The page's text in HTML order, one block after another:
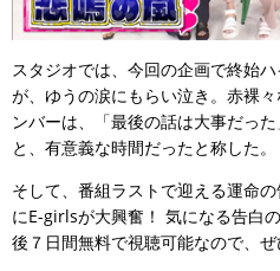
スタジオでは、今回の企画で終始
が、ゆうの涙にもらい泣き。赤裸
ンバーは、「最後の話は大事だっ
と、有意義な時間だったと称した。
そして、番組ラストで迎える運命
にE-girlsが大興奮！ 気になる告白
後７日間無料で視聴可能なので、ぜ